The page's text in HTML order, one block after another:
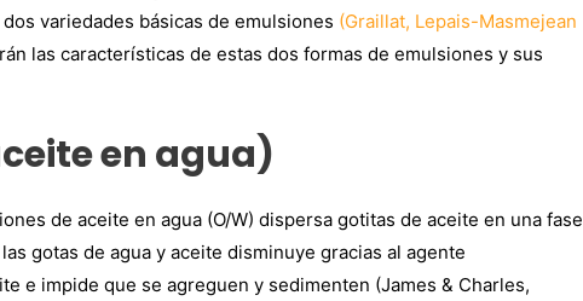
variedades básicas de emulsiones (Graillat, Lepais-Masmejean
las características de estas dos formas de emulsiones y sus
en agua)
de aceite en agua (O/W) dispersa gotitas de aceite en una fase
gotas de agua y aceite disminuye gracias al agente
e impide que se agreguen y sedimenten (James & Charles,